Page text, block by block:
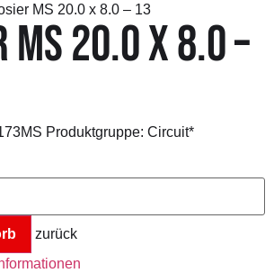
MS 20.0 x 8.0 – 13
MS 20.0 X 8.0 –
Produktgruppe: Circuit*
zurück